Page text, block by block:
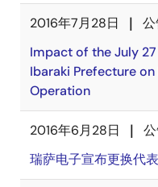
2016年7月28日
Impact of the July
Ibaraki Prefecture
Operation
2016年6月28日
瑞萨电子宣布更换代